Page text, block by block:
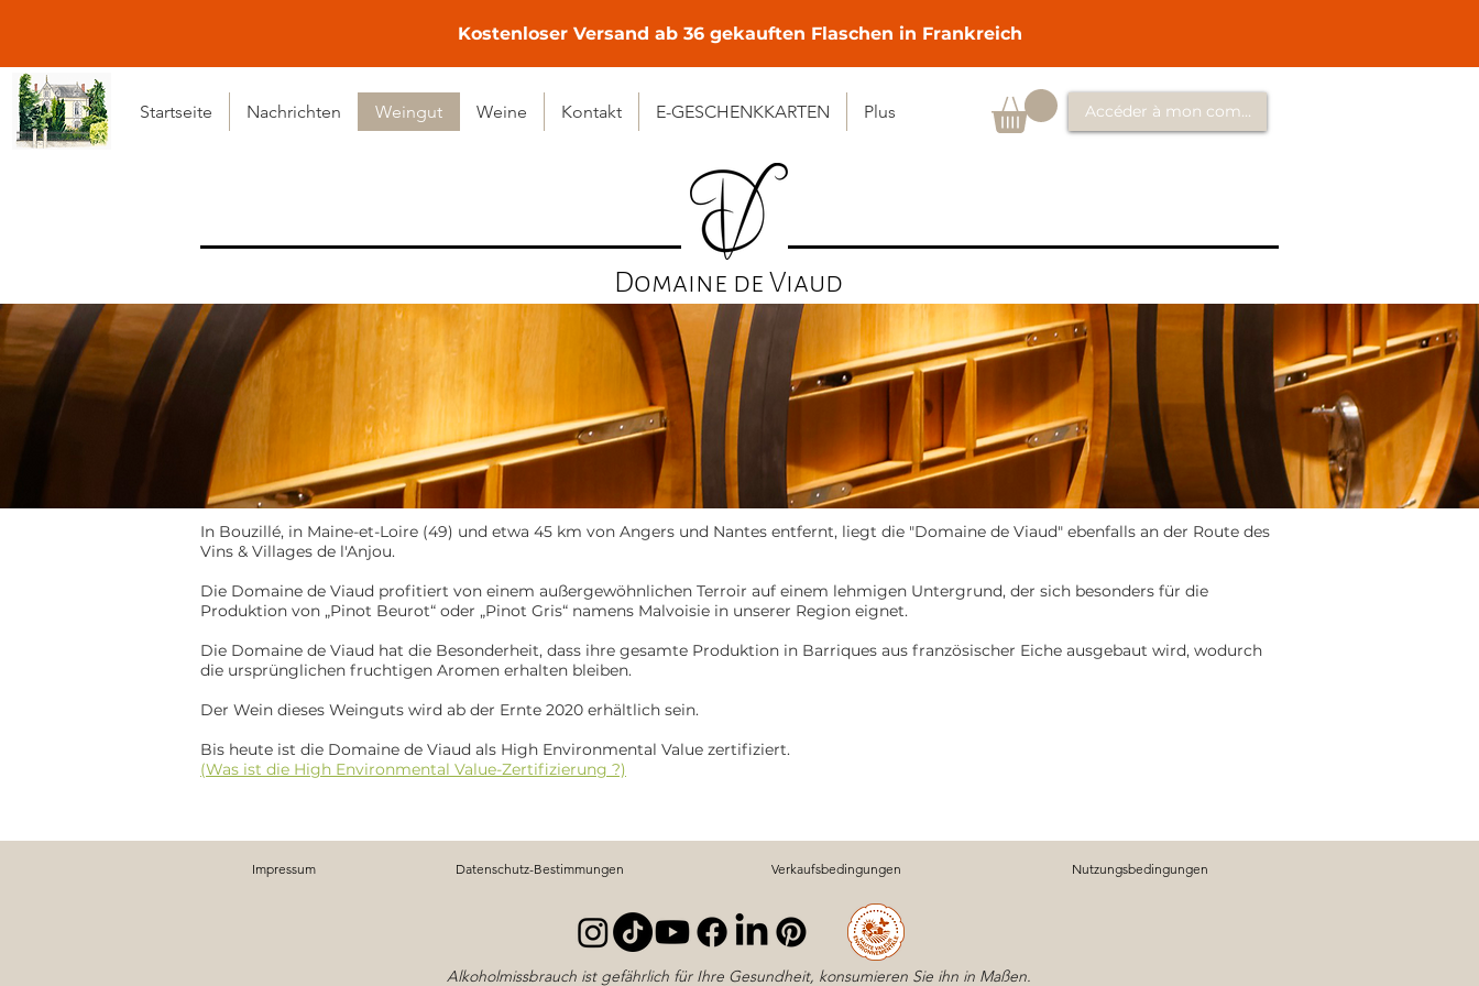
Kostenloser Versand ab 36 gekauften Flaschen in Frankreich
Startseite Nachrichten Weingut Weine Kontakt E-GESCHENKKARTEN Plus Accéder à mon compte
Domaine de Viaud
In Bouzillé, in Maine-et-Loire (49) und etwa 45 km von Angers und Nantes entfernt, liegt die "Domaine de Viaud" ebenfalls an der Route des
Vins & Villages de l'Anjou.
Die Domaine de Viaud profitiert von einem außergewöhnlichen Terroir auf einem lehmigen Untergrund, der sich besonders für die
Produktion von „Pinot Beurot“ oder „Pinot Gris“ namens Malvoisie in unserer Region eignet.
Die Domaine de Viaud hat die Besonderheit, dass ihre gesamte Produktion in Barriques aus französischer Eiche ausgebaut wird, wodurch
die ursprünglichen fruchtigen Aromen erhalten bleiben.
Der Wein dieses Weinguts wird ab der Ernte 2020 erhältlich sein.
Bis heute ist die Domaine de Viaud als High Environmental Value zertifiziert.
(Was ist die High Environmental Value-Zertifizierung ?)
Impressum Datenschutz-Bestimmungen Verkaufsbedingungen Nutzungsbedingungen
Alkoholmissbrauch ist gefährlich für Ihre Gesundheit, konsumieren Sie ihn in Maßen.